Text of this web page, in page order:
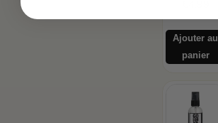
Ajouter au
panier